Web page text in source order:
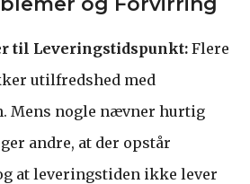
til Leveringstidspunkt: Flere
utilfredshed med
Mens nogle nævner hurtig
andre, at der opstår
at leveringstiden ikke lever